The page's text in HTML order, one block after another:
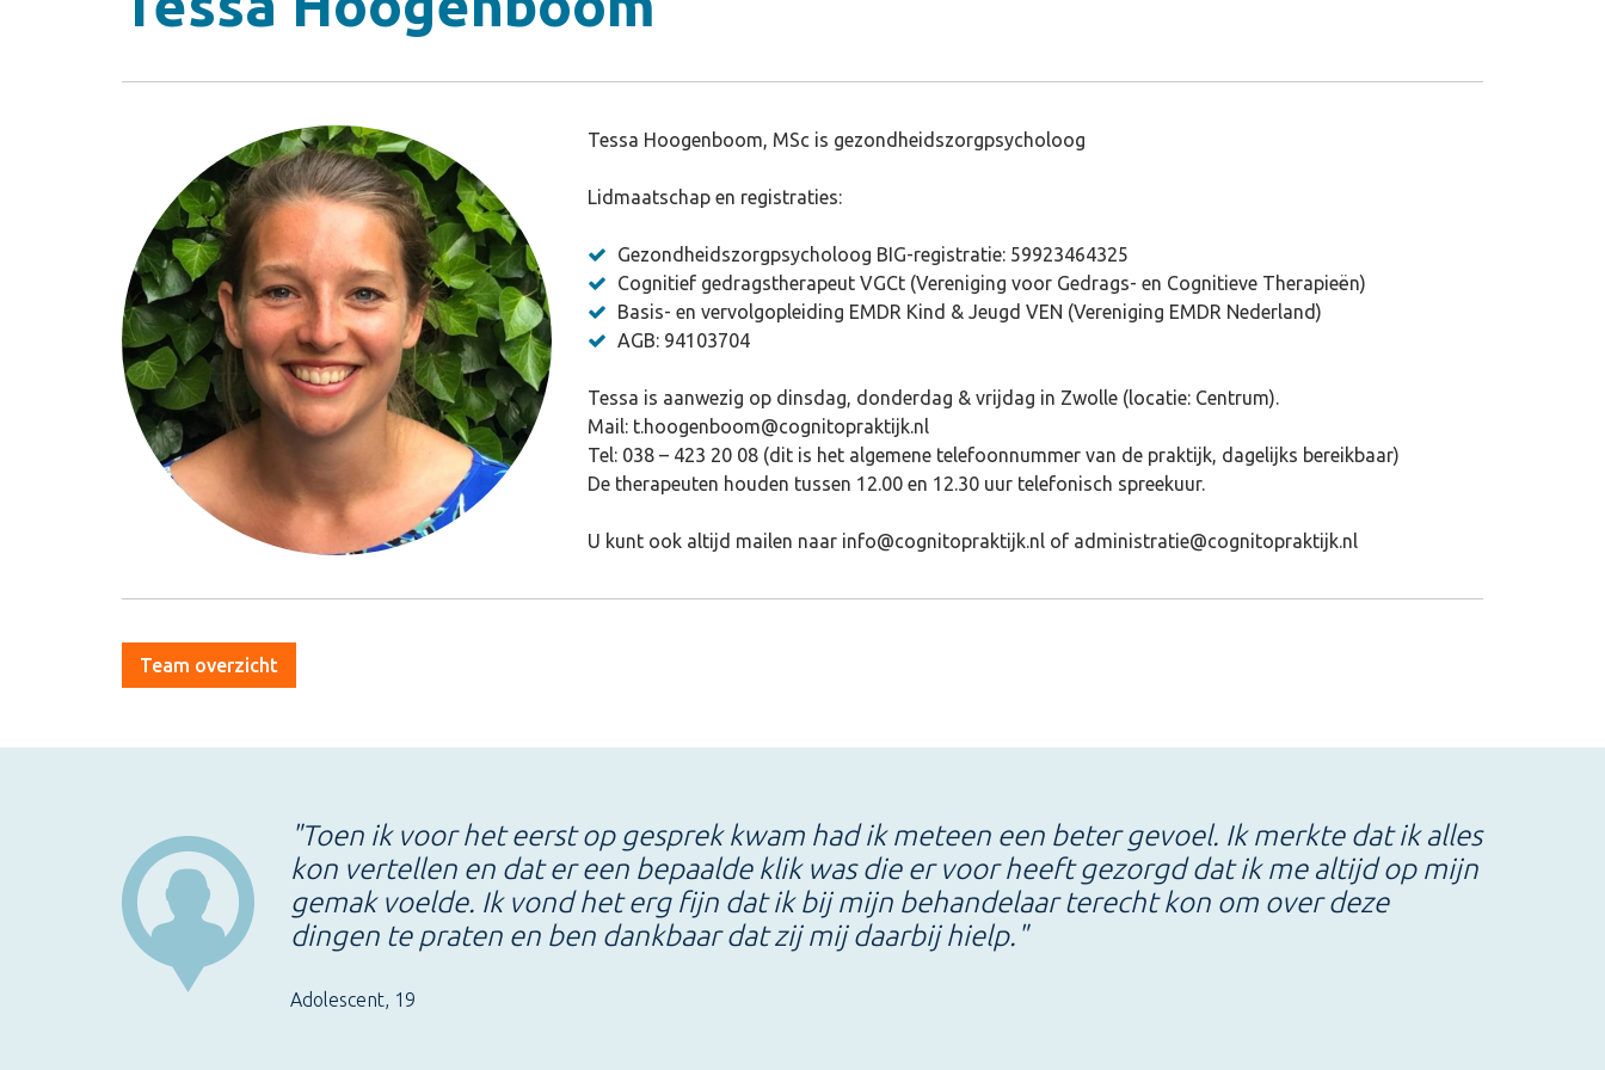
Tessa Hoogenboom, MSc is gezondheidszorgpsycholoog
Lidmaatschap en registraties:
Gezondheidszorgpsycholoog BIG-registratie: 59923464325
Cognitief gedragstherapeut VGCt (Vereniging voor Gedrags- en Cognitieve Therapieën)
Basis- en vervolgopleiding EMDR Kind & Jeugd VEN (Vereniging EMDR Nederland)
AGB: 94103704
Tessa is aanwezig op dinsdag, donderdag & vrijdag in Zwolle (locatie: Centrum).
Mail: t.hoogenboom@cognitopraktijk.nl
Tel: 038 – 423 20 08 (dit is het algemene telefoonnummer van de praktijk, dagelijks bereikbaar)
De therapeuten houden tussen 12.00 en 12.30 uur telefonisch spreekuur.
U kunt ook altijd mailen naar info@cognitopraktijk.nl of administratie@cognitopraktijk.nl
Team overzicht
"Toen ik voor het eerst op gesprek kwam had ik meteen een beter gevoel. Ik merkte dat ik alles
kon vertellen en dat er een bepaalde klik was die er voor heeft gezorgd dat ik me altijd op mijn
gemak voelde. Ik vond het erg fijn dat ik bij mijn behandelaar terecht kon om over deze
dingen te praten en ben dankbaar dat zij mij daarbij hielp."
Adolescent, 19